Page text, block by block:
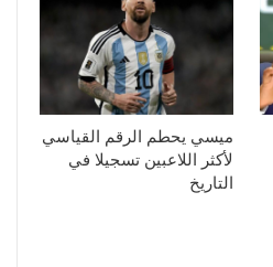
ميسي يحطم الرقم القياسي
لأكثر اللاعبين تسجيلا في
التاريخ